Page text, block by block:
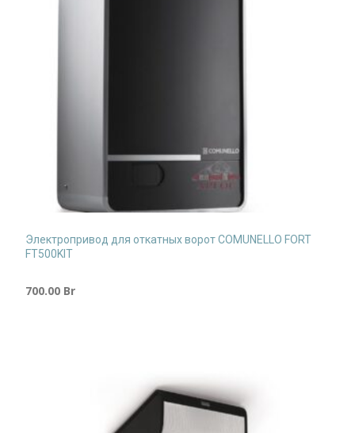
Электропривод для откатных ворот COMUNELLO FORT
FT500KIT
700.00 Br